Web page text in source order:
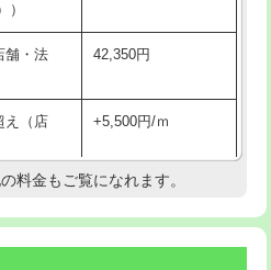
価格です。
バンド止
5,500円
め戻し作
11,000円
HI）使
）
舗・法
42,350円
え（店
+5,500円/ｍ
現地調査
料金もご覧になれます。